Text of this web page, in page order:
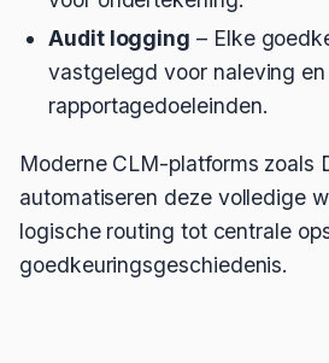
Audit logging – Elke
vastgelegd voor naleving en
rapportagedoeleinden.
Moderne CLM-platforms zoals
automatiseren deze volledige
logische routing tot centrale
goedkeuringsgeschiedenis.